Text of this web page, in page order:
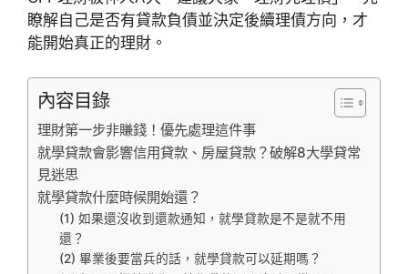
瞭解自己是否有貸款負債並決定後續理債方向，才
能開始真正的理財。
內容目錄
理財第一步非賺錢！優先處理這件事
就學貸款會影響信用貸款、房屋貸款？破解8大學貸常
見迷思
就學貸款什麼時候開始還？
(1) 如果還沒收到還款通知，就學貸款是不是就不用
還？
(2) 畢業後要當兵的話，就學貸款可以延期嗎？